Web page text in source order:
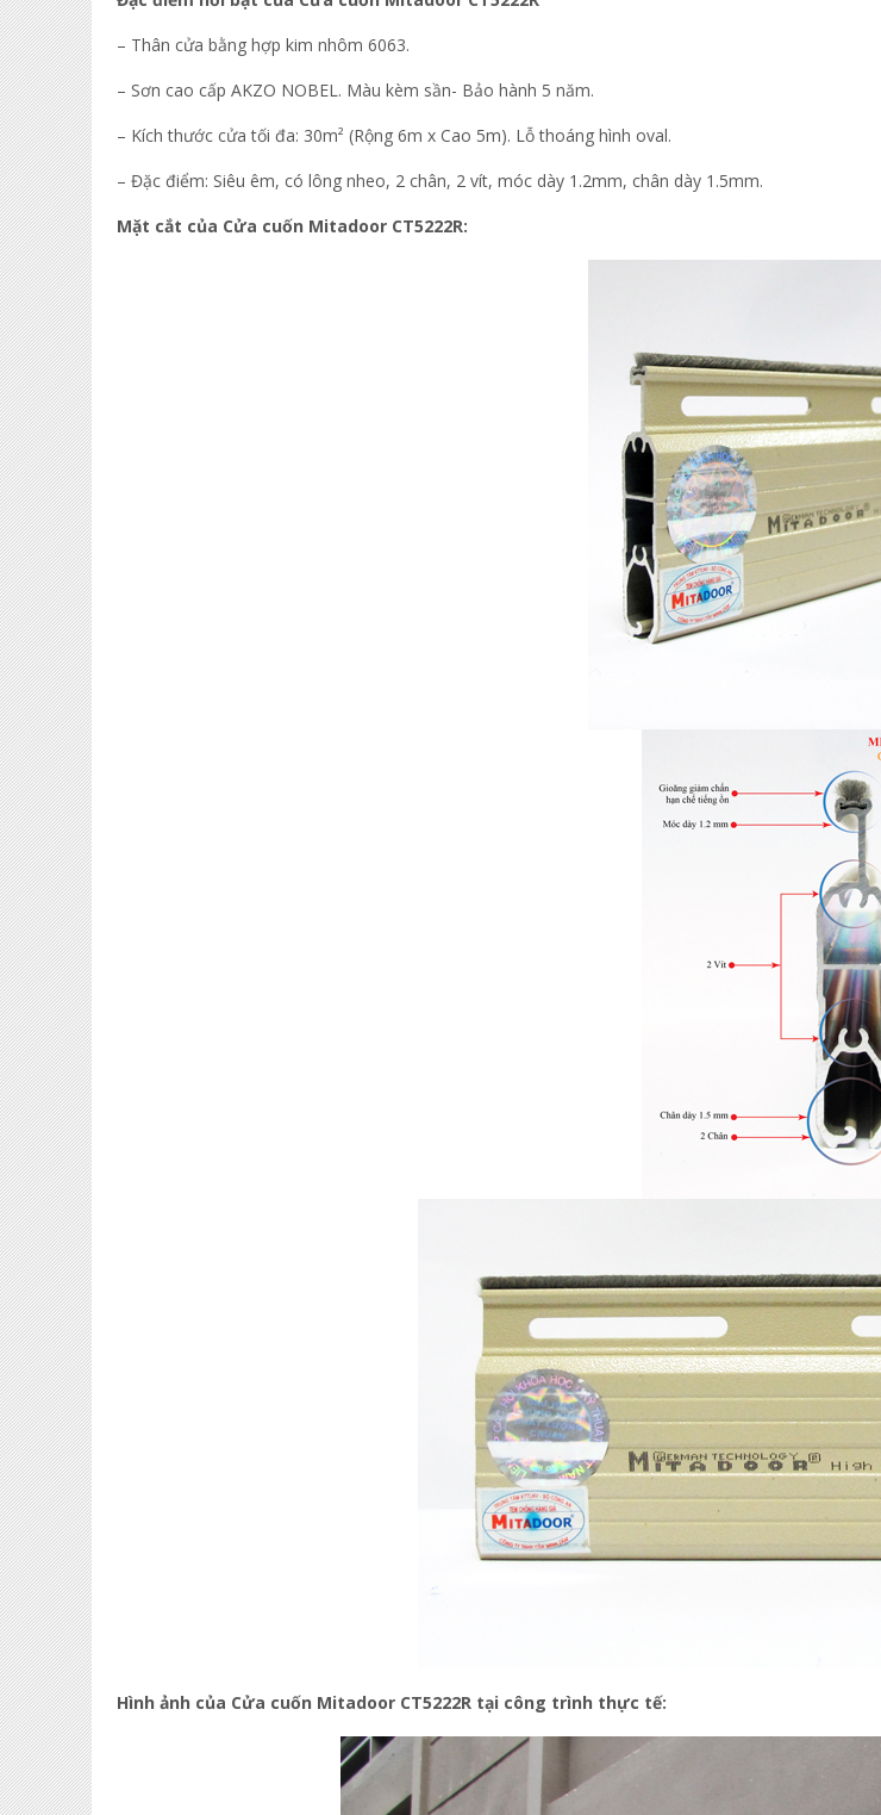
– Thân cửa bằng hợp kim nhôm 6063.
– Sơn cao cấp AKZO NOBEL. Màu kèm sần- Bảo hành 5 năm.
– Kích thước cửa tối đa: 30m² (Rộng 6m x Cao 5m). Lỗ thoáng hình oval.
– Đặc điểm: Siêu êm, có lông nheo, 2 chân, 2 vít, móc dày 1.2mm, chân dày 1.5mm.
Mặt cắt của Cửa cuốn Mitadoor CT5222R:
Hình ảnh của Cửa cuốn Mitadoor CT5222R tại công trình thực tế: